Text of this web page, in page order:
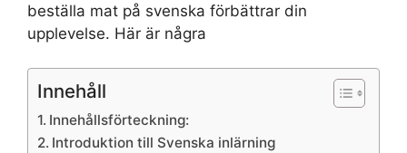
beställa mat på svenska förbättrar din
upplevelse. Här är några
Innehåll
Innehållsförteckning:
Introduktion till Svenska inlärning